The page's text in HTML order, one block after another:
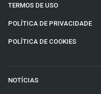
TERMOS DE USO
POLÍTICA DE PRIVACIDADE
POLÍTICA DE COOKIES
NOTÍCIAS